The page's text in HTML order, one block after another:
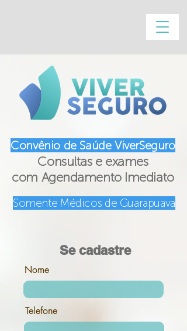
Convênio de Saúde ViverSeguro
Consultas e exames
com Agendamento Imediato
Somente Médicos de Guarapuava
Se cadastre
Nome
Telefone